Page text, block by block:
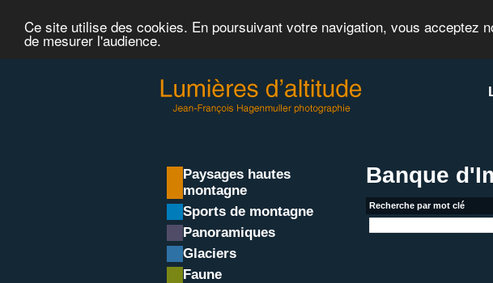
Ce site utilise des cookies. En poursuivant votre navigation, vous
de mesurer l'audience.
Paysages hautes
montagne
Sports de montagne
Panoramiques
Glaciers
Faune
Banque
Recherche par mot clé